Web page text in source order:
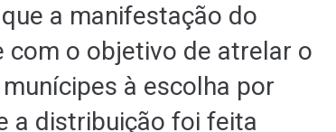
a manifestação do
o objetivo de atrelar o
à escolha por
a distribuição foi feita